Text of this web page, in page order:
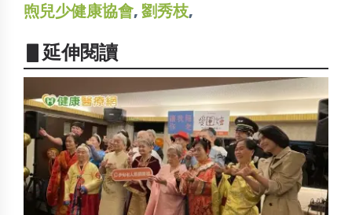
煦兒少健康協會, 劉秀枝,
▋延伸閱讀